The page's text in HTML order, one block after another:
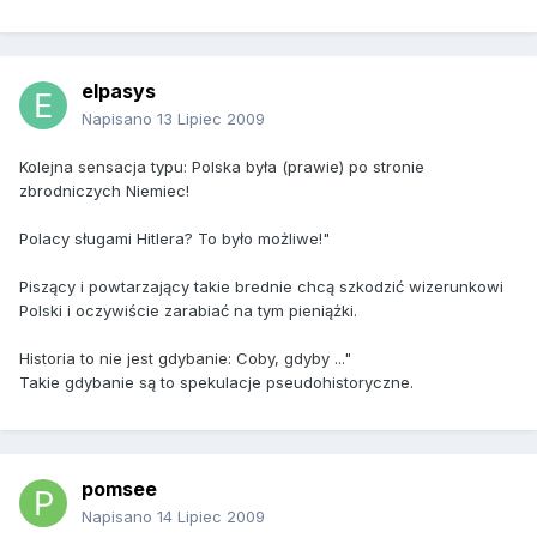
elpasys
Napisano 13 Lipiec 2009
Kolejna sensacja typu: Polska była (prawie) po stronie
zbrodniczych Niemiec!
Polacy sługami Hitlera? To było możliwe!"
Piszący i powtarzający takie brednie chcą szkodzić wizerunkowi
Polski i oczywiście zarabiać na tym pieniążki.
Historia to nie jest gdybanie: Coby, gdyby ..."
Takie gdybanie są to spekulacje pseudohistoryczne.
pomsee
Napisano 14 Lipiec 2009